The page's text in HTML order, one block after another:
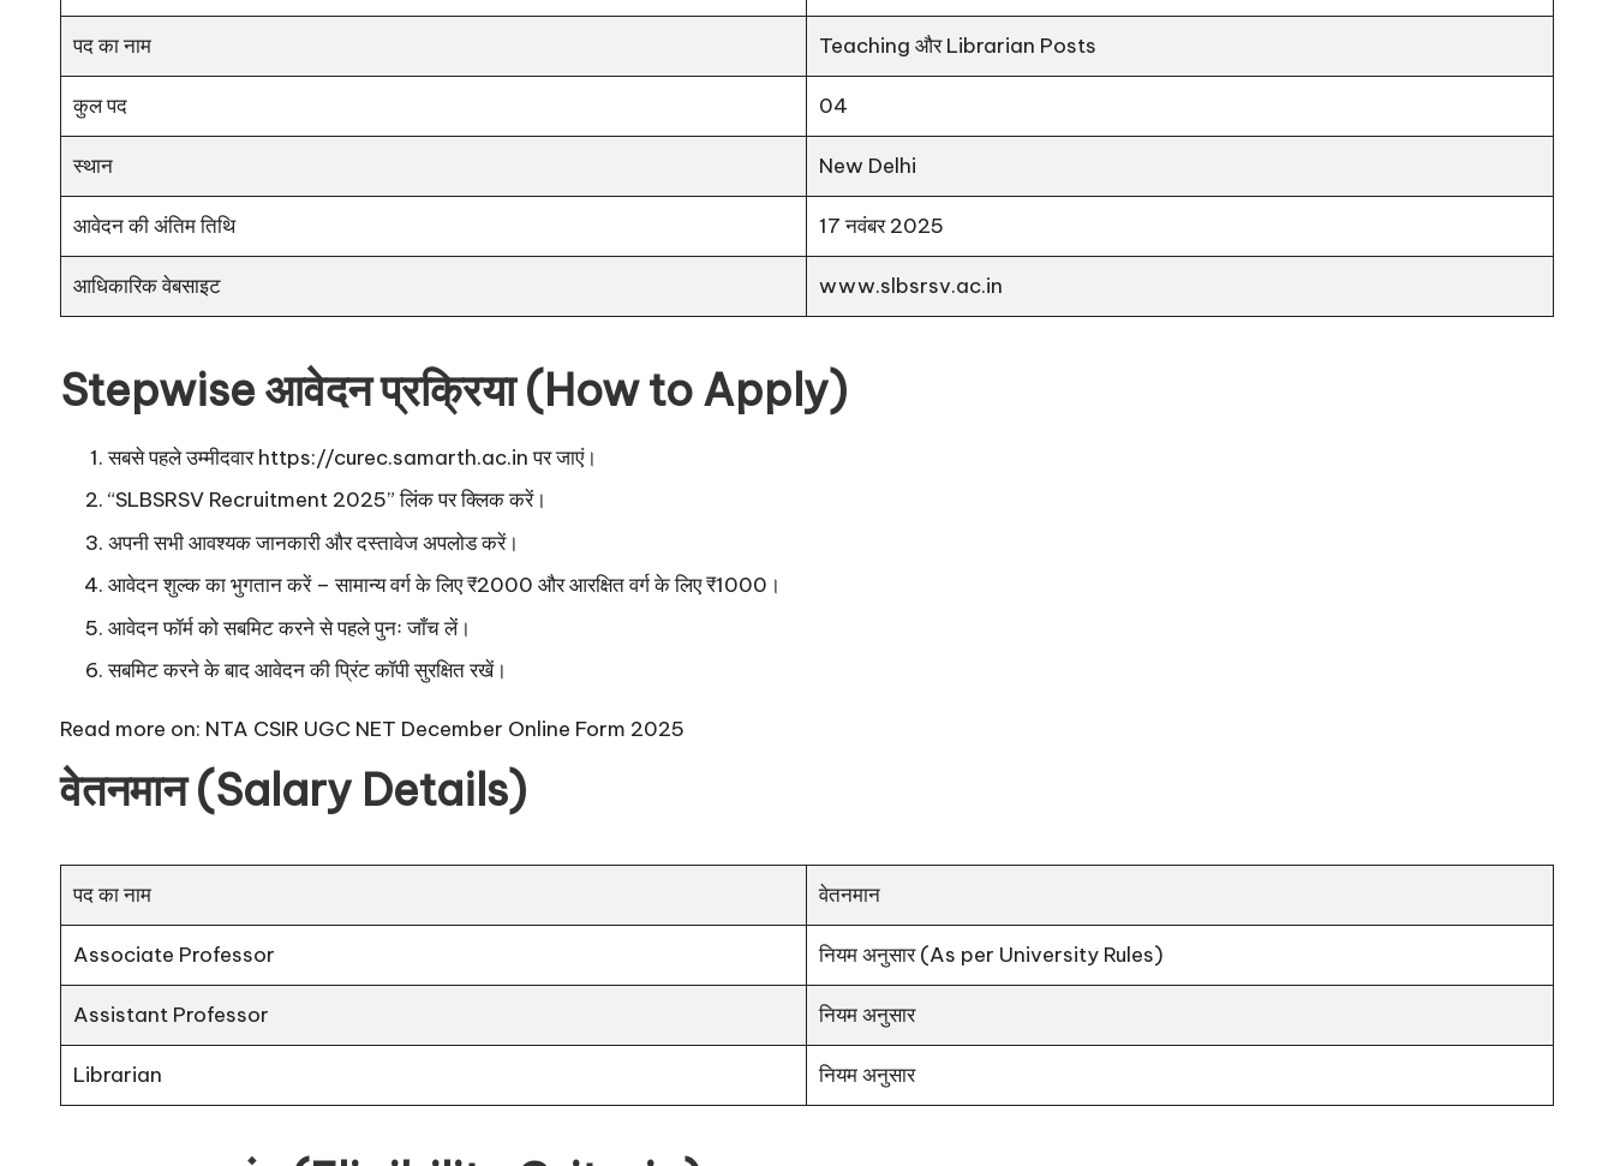
पद का नाम Teaching और Librarian Posts
कुल पद 04
स्थान New Delhi
आवेदन की अंतिम तिथि 17 नवंबर 2025
आधिकारिक वेबसाइट www.slbsrsv.ac.in
Stepwise आवेदन प्रक्रिया (How to Apply)
सबसे पहले उम्मीदवारhttps://curec.samarth.ac.inपर जाएं।
“SLBSRSV Recruitment 2025” लिंक पर क्लिक करें।
अपनी सभी आवश्यक जानकारी और दस्तावेज अपलोड करें।
आवेदन शुल्क का भुगतान करें – सामान्य वर्ग के लिए ₹2000 और आरक्षित वर्ग के लिए ₹1000।
आवेदन फॉर्म को सबमिट करने से पहले पुनः जाँच लें।
सबमिट करने के बाद आवेदन की प्रिंट कॉपी सुरक्षित रखें।
Read more on: NTA CSIR UGC NET December Online Form 2025
वेतनमान (Salary Details)
पद का नाम वेतनमान
Associate Professor नियम अनुसार (As per University Rules)
Assistant Professor नियम अनुसार
Librarian नियम अनुसार